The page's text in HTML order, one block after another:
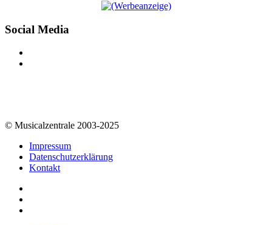
Social Media
© Musicalzentrale 2003-2025
Impressum
Datenschutzerklärung
Kontakt